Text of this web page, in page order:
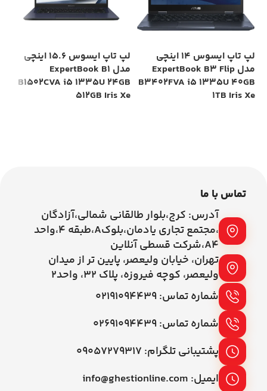
لپ تاپ ایسوس 14 اینچی
مدل ExpertBook B3 Flip
B3402FVA i5 1335U 40GB
1TB Iris Xe
لپ تاپ ایسوس 15.6 اینچی
مدل ExpertBook B1
B1502CVA i5 1335U 24GB
512GB Iris Xe
تماس با ما
آدرس: کرج،بلوار طالقانی شمالی،آزادگان
،مجتمع تجاری یادمان،بلوکA،طبقه ۴،واحد
A4،شرکت قسطی آنلاین
تهران، خیابان ولیعصر، پایین تر از میدان
ولیعصر، کوچه فیروزه، پلاک 32، واحد2
شماره تماس: ۰۲۱۹۱۰۹۴۴۳۹
شماره تماس: ۰۲۶۹۱۰۹۴۴۳۹
پشتیبانی تلگرام: ۰۹۰۵۷۲۷۹۳۱۷
ایمیل: info@ghestionline.com